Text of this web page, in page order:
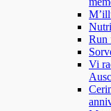
Run
Vi